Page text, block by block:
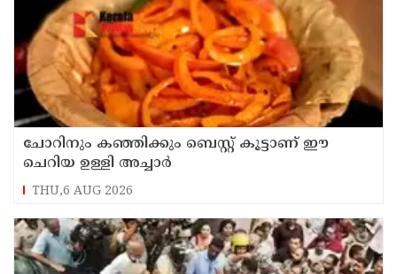
ചോറിനും കഞ്ഞിക്കും ബെസ്റ്റ് കൂട്ടാണ് ഈ
ചെറിയ ഉള്ളി അച്ചാർ
THU,6 AUG 2026